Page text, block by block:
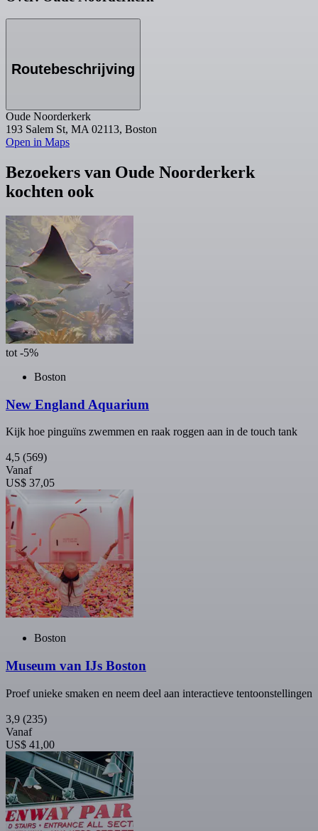
Routebeschrijving
Oude Noorderkerk
193 Salem St, MA 02113, Boston
Open in Maps
Bezoekers van Oude Noorderkerk
kochten ook
tot -5%
Boston
New England Aquarium
Kijk hoe pinguïns zwemmen en raak roggen aan in de touch tank
4,5 (569)
Vanaf
US$ 37,05
Boston
Museum van IJs Boston
Proef unieke smaken en neem deel aan interactieve tentoonstellingen
3,9 (235)
Vanaf
US$ 41,00